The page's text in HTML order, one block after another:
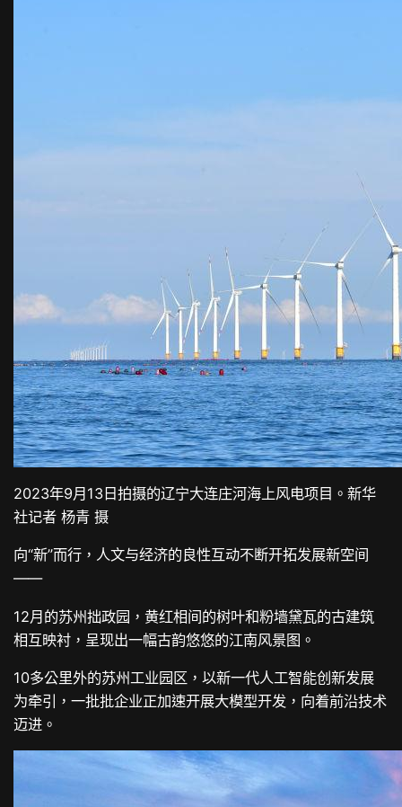
2023年9月13日拍摄的辽宁大连庄河海上风电项目。新华
社记者 杨青 摄
向“新”而行，人文与经济的良性互动不断开拓发展新空间
——
12月的苏州拙政园，黄红相间的树叶和粉墙黛瓦的古建筑
相互映衬，呈现出一幅古韵悠悠的江南风景图。
10多公里外的苏州工业园区，以新一代人工智能创新发展
为牵引，一批批企业正加速开展大模型开发，向着前沿技术
迈进。